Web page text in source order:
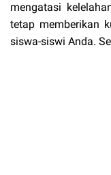
mengatasi
tetap memberikan
siswa-siswi Anda.